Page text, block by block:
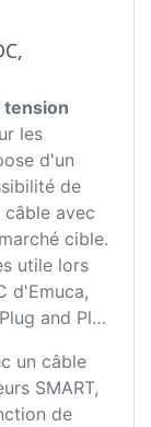
tension
les
d'un
de
avec
cible.
utile lors
d'Emuca,
and Play
un câble
SMART,
de